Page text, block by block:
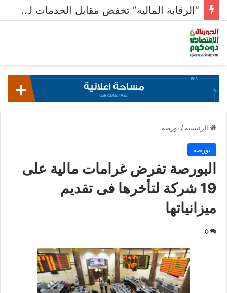
“الرقابة المالية” تخفض مقابل الخدمات للأوراق المالية المستدامة
الرئيسية / بورصة
بورصة
البورصة تفرض غرامات مالية على
19 شركة لتأخرها فى تقديم
ميزانياتها
0